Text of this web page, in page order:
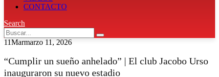
CONTACTO
Search
11Marmarzo 11, 2026
“Cumplir un sueño anhelado” | El club Jacobo Urso
inauguraron su nuevo estadio